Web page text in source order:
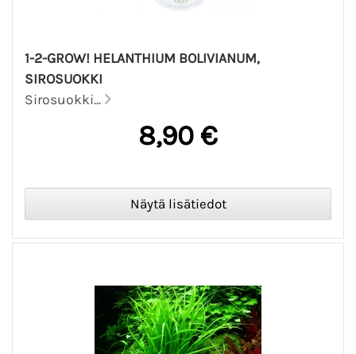
1-2-GROW! HELANTHIUM BOLIVIANUM,
SIROSUOKKI
Sirosuokki...
8,90 €